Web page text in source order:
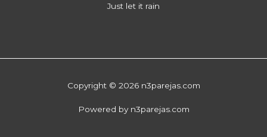
Just let it rain
Copyright © 2026 n3parejas.com
Powered by n3parejas.com